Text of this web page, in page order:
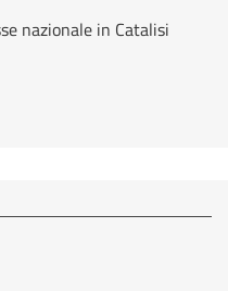
nazionale in Catalisi